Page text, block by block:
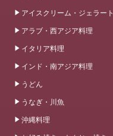
アイスクリーム・ジェラート
アラブ・西アジア料理
イタリア料理
インド・南アジア料理
うどん
うなぎ・川魚
沖縄料理